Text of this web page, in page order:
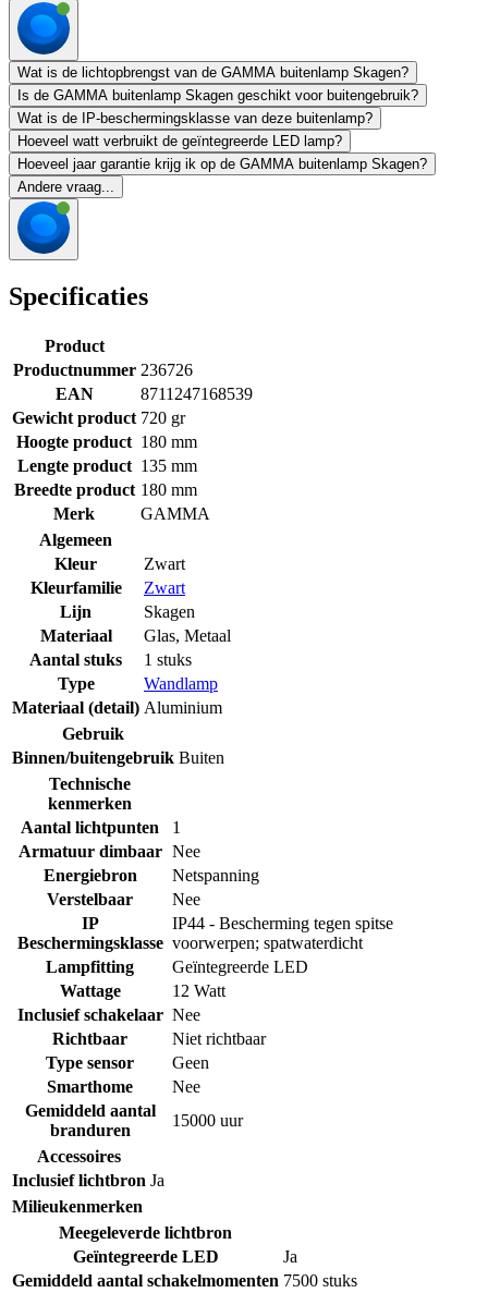
Wat is de lichtopbrengst van de GAMMA buitenlamp Skagen?
Is de GAMMA buitenlamp Skagen geschikt voor buitengebruik?
Wat is de IP-beschermingsklasse van deze buitenlamp?
Hoeveel watt verbruikt de geïntegreerde LED lamp?
Hoeveel jaar garantie krijg ik op de GAMMA buitenlamp Skagen?
Andere vraag...
Specificaties
Product
Productnummer 236726
EAN
8711247168539
Gewicht product 720 gr
Hoogte product 180 mm
Lengte product 135 mm
Breedte product 180 mm
Merk
GAMMA
Algemeen
Kleur
Zwart
Kleurfamilie
Zwart
Lijn
Skagen
Materiaal
Glas, Metaal
Aantal stuks
1 stuks
Type
Wandlamp
Materiaal (detail) Aluminium
Gebruik
Binnen/buitengebruik Buiten
Technische
kenmerken
Aantal lichtpunten
1
Armatuur dimbaar Nee
Energiebron
Netspanning
Verstelbaar
Nee
IP
Beschermingsklasse
IP44 - Bescherming tegen spitse
voorwerpen; spatwaterdicht
Lampfitting
Geïntegreerde LED
Wattage
12 Watt
Inclusief schakelaar Nee
Richtbaar
Niet richtbaar
Type sensor
Geen
Smarthome
Nee
Gemiddeld aantal
branduren
15000 uur
Accessoires
Inclusief lichtbron Ja
Milieukenmerken
Meegeleverde lichtbron
Geïntegreerde LED
Ja
Gemiddeld aantal schakelmomenten 7500 stuks